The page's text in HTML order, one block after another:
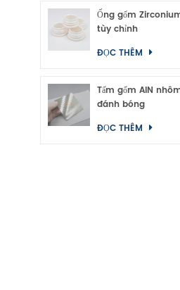
Ống gốm
tùy chỉnh
ĐỌC THÊM
Tấm gốm AlN
đánh bóng
ĐỌC THÊM